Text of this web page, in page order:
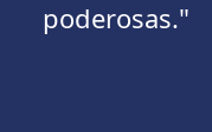
poderosas."